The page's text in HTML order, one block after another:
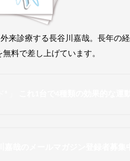
来診療する長谷川嘉哉。長年の
料で差し上げています。